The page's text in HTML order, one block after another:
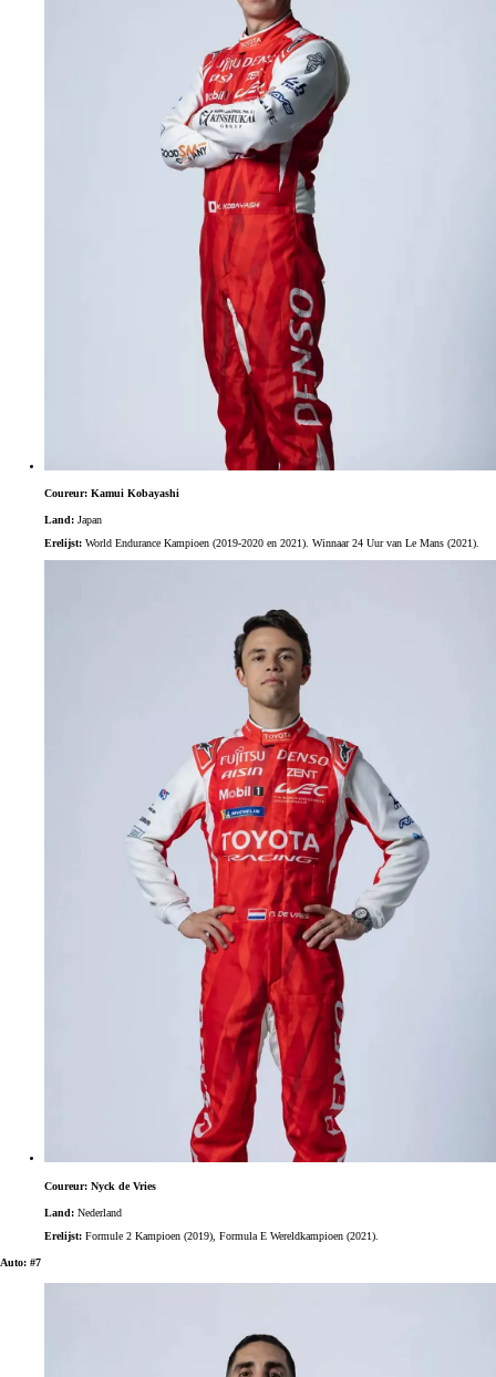
Coureur: Kamui Kobayashi
Land: Japan
Erelijst: World Endurance Kampioen (2019-2020 en 2021). Winnaar 24 Uur van Le Mans (2021).
Coureur: Nyck de Vries
Land: Nederland
Erelijst: Formule 2 Kampioen (2019), Formula E Wereldkampioen (2021).
Auto: #7